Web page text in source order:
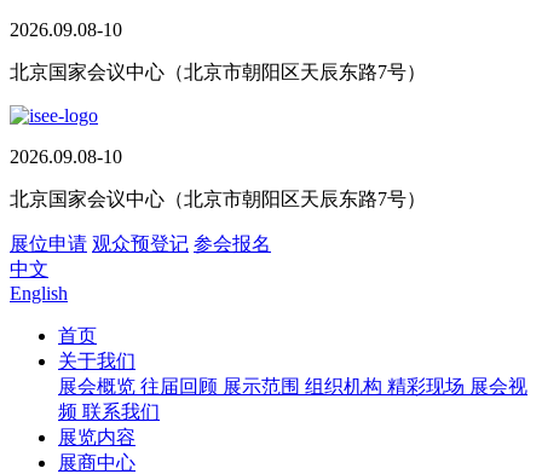
2026.09.08-10
北京国家会议中心（北京市朝阳区天辰东路7号）
2026.09.08-10
北京国家会议中心（北京市朝阳区天辰东路7号）
展位申请 观众预登记 参会报名
中文
English
首页
关于我们
展会概览 往届回顾 展示范围 组织机构 精彩现场 展会视
频 联系我们
展览内容
展商中心